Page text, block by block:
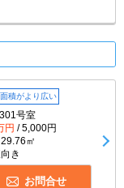
積がより広い
号室
円 / 5,000円
㎡
き
お問合せ